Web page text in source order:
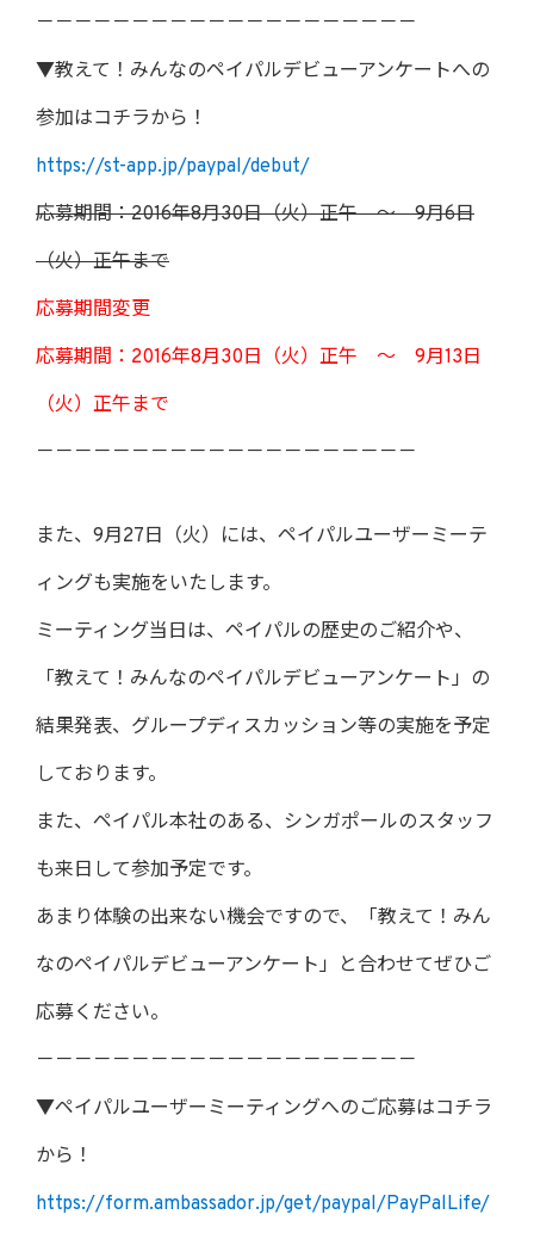
－－－－－－－－－－－－－－－－－－－－
▼教えて！みんなのペイパルデビューアンケートへの
参加はコチラから！
https://st-app.jp/paypal/debut/
応募期間：2016年8月30日（火）正午 ～ 9月6日
（火）正午まで
応募期間変更
応募期間：2016年8月30日（火）正午 ～ 9月13日
（火）正午まで
－－－－－－－－－－－－－－－－－－－－
また、9月27日（火）には、ペイパルユーザーミーテ
ィングも実施をいたします。
ミーティング当日は、ペイパルの歴史のご紹介や、
「教えて！みんなのペイパルデビューアンケート」の
結果発表、グループディスカッション等の実施を予定
しております。
また、ペイパル本社のある、シンガポールのスタッフ
も来日して参加予定です。
あまり体験の出来ない機会ですので、「教えて！みん
なのペイパルデビューアンケート」と合わせてぜひご
応募ください。
－－－－－－－－－－－－－－－－－－－－
▼ペイパルユーザーミーティングへのご応募はコチラ
から！
https://form.ambassador.jp/get/paypal/PayPalLife/